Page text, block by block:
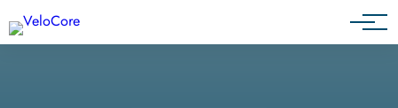
Partnerprogramm